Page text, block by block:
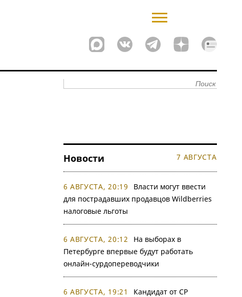
Новости 7 АВГУСТА
6 АВГУСТА, 20:19
Власти могут ввести
для пострадавших продавцов Wildberries
налоговые льготы
6 АВГУСТА, 20:12
На выборах в
Петербурге впервые будут работать
онлайн-сурдопереводчики
6 АВГУСТА, 19:21
Кандидат от СР